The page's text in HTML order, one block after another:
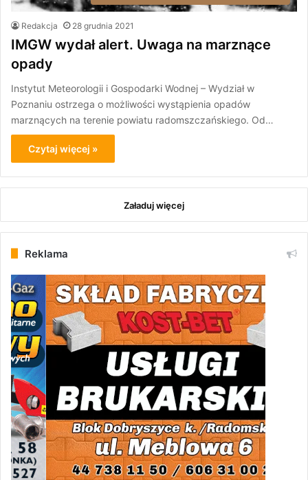
Redakcja 28 grudnia 2021
IMGW wydał alert. Uwaga na marznące
opady
Instytut Meteorologii i Gospodarki Wodnej – Wydział w
Poznaniu ostrzega o możliwości wystąpienia opadów
marznących na terenie powiatu radomszczańskiego. Od…
Czytaj więcej »
Załaduj więcej
Reklama